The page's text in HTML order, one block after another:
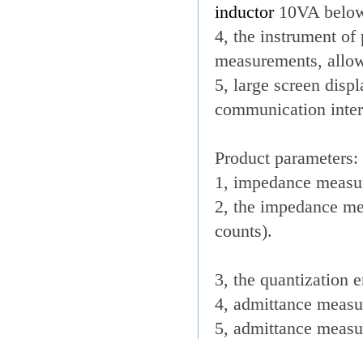
inductor10VA
4, the instrument of
measurements,
5, large screen
communication
Product parameters:
1, impedance
2, the impedance
counts).
3, the quantization
4, admittance
5, admittance